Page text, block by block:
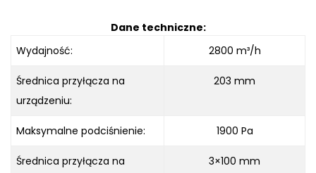
Dane techniczne:
Wydajność:
2800 m³/h
Średnica przyłącza na
urządzeniu:
203 mm
Maksymalne podciśnienie: 1900 Pa
Średnica przyłącza na
3×100 mm